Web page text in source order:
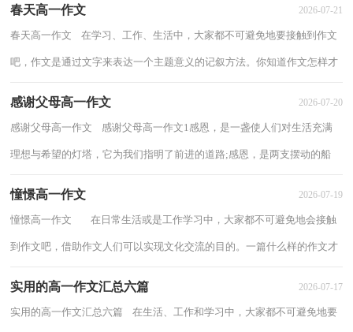
春天高一作文 2026-07-21
春天高一作文 在学习、工作、生活中，大家都不可避免地要接触到作文
吧，作文是通过文字来表达一个主题意义的记叙方法。你知道作文怎样才
感谢父母高一作文 2026-07-20
感谢父母高一作文 感谢父母高一作文1感恩，是一盏使人们对生活充满
理想与希望的灯塔，它为我们指明了前进的道路;感恩，是两支摆动的船
憧憬高一作文 2026-07-19
憧憬高一作文 在日常生活或是工作学习中，大家都不可避免地会接触
到作文吧，借助作文人们可以实现文化交流的目的。一篇什么样的作文才
实用的高一作文汇总六篇 2026-07-17
实用的高一作文汇总六篇 在生活、工作和学习中，大家都不可避免地要